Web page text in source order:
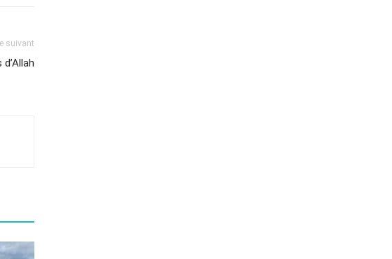
suivant